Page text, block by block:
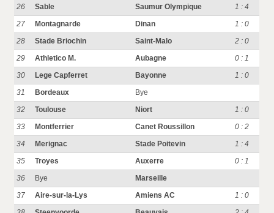
26
Sable Saumur Olympique
1 : 4
27
Montagnarde Dinan
1 : 0
28
Stade Briochin Saint-Malo
2 : 0
29
Athletico M. Aubagne
0 : 1
30
Lege Capferret Bayonne
1 : 0
31
Bordeaux
Bye
32
Toulouse Niort
1 : 0
33
Montferrier Canet Roussillon
0 : 2
34
Merignac Stade Poitevin
1 : 4
35
Troyes Auxerre
0 : 1
36
Bye
Marseille
37
Aire-sur-la-Lys Amiens AC
1 : 0